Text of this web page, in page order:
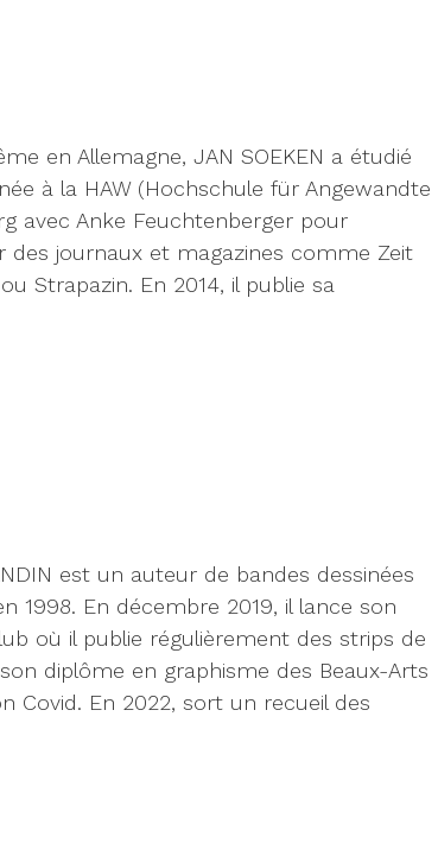
en Allemagne, JAN SOEKEN a étudié
à la HAW (Hochschule für Angewandte
avec Anke Feuchtenberger pour
des journaux et magazines comme Zeit
Strapazin. En 2014, il publie sa
est un auteur de bandes dessinées
1998. En décembre 2019, il lance son
où il publie régulièrement des strips de
diplôme en graphisme des Beaux-Arts
Covid. En 2022, sort un recueil des